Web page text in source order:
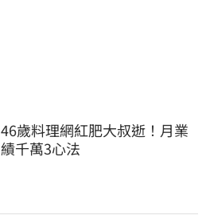
46歲料理網紅肥大叔逝！月業
績千萬3心法